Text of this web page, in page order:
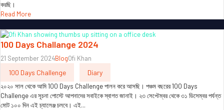
করছি।
Read More
100 Days Challange 2024
21 September 2024BlogOfi Khan
100 Days Challenge Diary
২০২০ সাল থেকে আমি 100 Days Challenge পালন করে আসছি। পঞ্চম বছরের 100 Days
Challenge এর সূচনা পোস্টে আপনাদের সবাইকে স্বাগত জানাই। ২৩ সেপ্টেম্বর থেকে ৩১ ডিসেম্বর পর্যন্ত
মোট ১০০ দিন এই চ্যালেঞ্জ চলবে। এই...